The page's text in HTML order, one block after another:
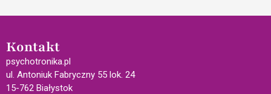
Kontakt
psychotronika.pl
ul. Antoniuk Fabryczny 55 lok. 24
15-762 Białystok